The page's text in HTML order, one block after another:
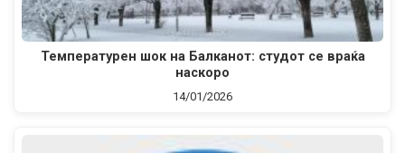
Температурен шок на Балканот: студот се враќа
наскоро
14/01/2026